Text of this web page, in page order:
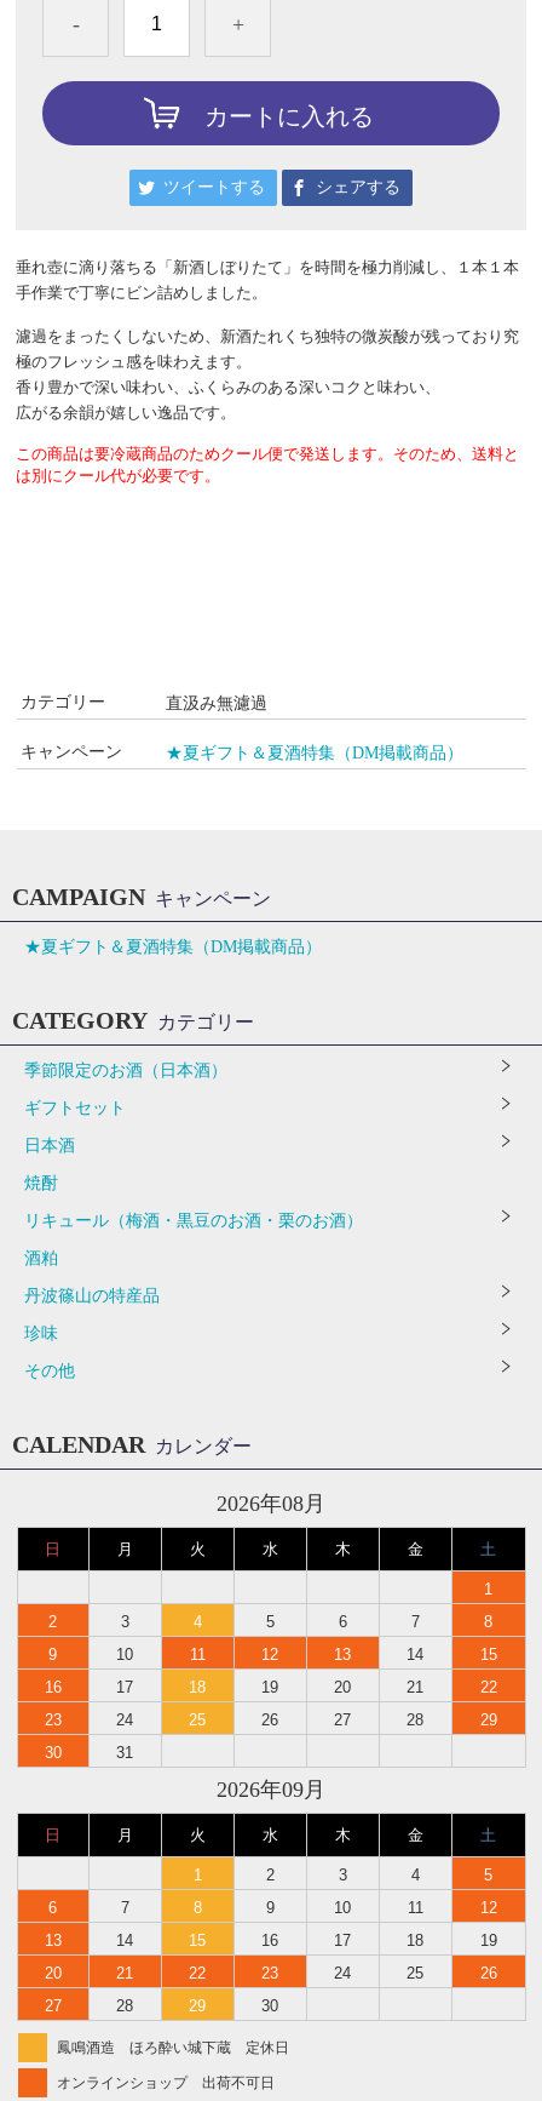
- +
カートに入れる
ツイートする シェアする
垂れ壺に滴り落ちる「新酒しぼりたて」を時間を極力削減し、１本１本
手作業で丁寧にビン詰めしました。
濾過をまったくしないため、新酒たれくち独特の微炭酸が残っており究
極のフレッシュ感を味わえます。
香り豊かで深い味わい、ふくらみのある深いコクと味わい、
広がる余韻が嬉しい逸品です。
この商品は要冷蔵商品のためクール便で発送します。そのため、送料と
は別にクール代が必要です。
カテゴリー 直汲み無濾過
キャンペーン ★夏ギフト＆夏酒特集（DM掲載商品）
CAMPAIGN キャンペーン
★夏ギフト＆夏酒特集（DM掲載商品）
CATEGORY カテゴリー
季節限定のお酒（日本酒）
ギフトセット
日本酒
焼酎
リキュール（梅酒・黒豆のお酒・栗のお酒）
酒粕
丹波篠山の特産品
珍味
その他
CALENDAR カレンダー
2026年08月
日 月 火 水 木 金 土
1
2
3 4 5 6 7
8
9
10 11 12 13 14
15
16
17 18 19 20 21
22
23
24 25 26 27 28
29
30
31
2026年09月
日 月 火 水 木 金 土
1 2 3 4
5
6
7 8 9 10 11
12
13
14 15 16 17 18
19
20
21 22 23 24 25
26
27
28 29 30
鳳鳴酒造 ほろ酔い城下蔵 定休日
オンラインショップ 出荷不可日